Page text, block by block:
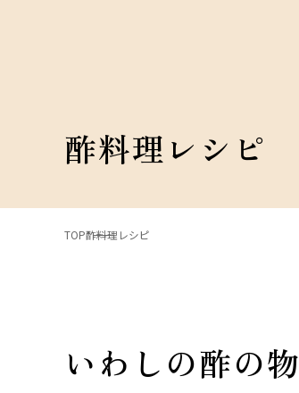
酢料理レシピ
TOP酢料理レシピ
いわしの酢の物